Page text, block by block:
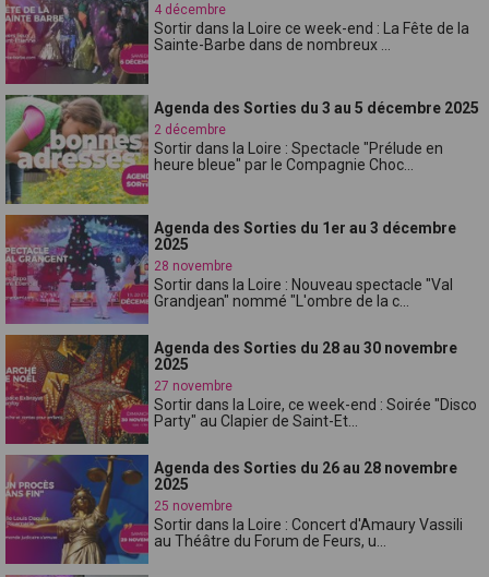
4 décembre
Sortir dans la Loire ce week-end : La Fête de la
Sainte-Barbe dans de nombreux ...
Agenda des Sorties du 3 au 5 décembre 2025
2 décembre
Sortir dans la Loire : Spectacle "Prélude en
heure bleue" par le Compagnie Choc...
Agenda des Sorties du 1er au 3 décembre
2025
28 novembre
Sortir dans la Loire : Nouveau spectacle "Val
Grandjean" nommé "L'ombre de la c...
Agenda des Sorties du 28 au 30 novembre
2025
27 novembre
Sortir dans la Loire, ce week-end : Soirée "Disco
Party" au Clapier de Saint-Et...
Agenda des Sorties du 26 au 28 novembre
2025
25 novembre
Sortir dans la Loire : Concert d'Amaury Vassili
au Théâtre du Forum de Feurs, u...